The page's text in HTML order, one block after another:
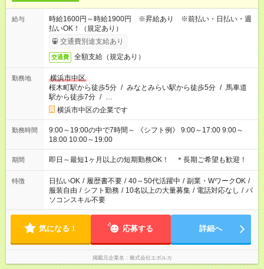
給与
時給1600円～時給1900円 ※昇給あり ※前払い・日払い・週
払いOK！（規定あり）
交通費別途支給あり
交通費 全額支給（規定あり）
勤務地
横浜市中区
桜木町駅から徒歩5分 / みなとみらい駅から徒歩5分 / 馬車道
駅から徒歩7分 / …
横浜市中区の企業です
勤務時間
9:00～19:00の中で7時間～ 《シフト例》 9:00～17:00 9:00～
18:00 10:00～19:00
期間 即日～最短1ヶ月以上の短期勤務OK！ ＊長期ご希望も歓迎！
特徴 日払いOK / 履歴書不要 / 40～50代活躍中 / 副業・WワークOK /
服装自由 / シフト勤務 / 10名以上の大量募集 / 電話対応なし / パ
ソコンスキル不要
気になる！ 応募する 詳細へ
掲載元企業名 株式会社エボルカ